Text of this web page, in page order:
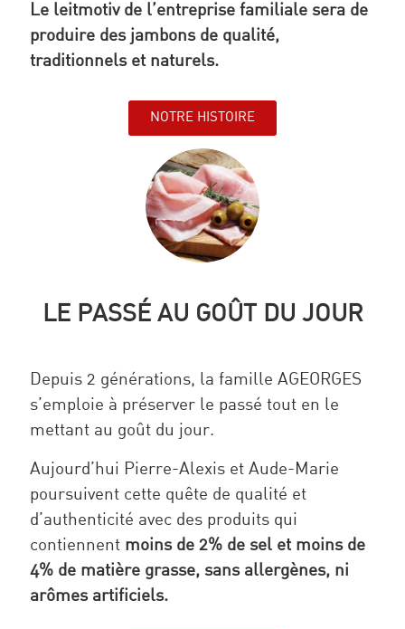
Le leitmotiv de l’entreprise familiale sera de
produire des jambons de qualité,
traditionnels et naturels.
NOTRE HISTOIRE
LE PASSÉ AU GOÛT DU JOUR
Depuis 2 générations, la famille AGEORGES
s’emploie à préserver le passé tout en le
mettant au goût du jour.
Aujourd’hui Pierre-Alexis et Aude-Marie
poursuivent cette quête de qualité et
d’authenticité avec des produits qui
contiennent moins de 2% de sel et moins de
4% de matière grasse, sans allergènes, ni
arômes artificiels.